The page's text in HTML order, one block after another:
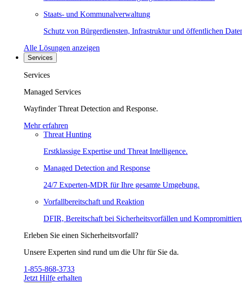
Staats- und Kommunalverwaltung
Schutz von Bürgerdiensten, Infrastruktur und öffentlichen
Alle Lösungen anzeigen
Services
Services
Managed Services
Wayfinder Threat Detection and Response.
Mehr erfahren
Threat Hunting
Erstklassige Expertise und Threat Intelligence.
Managed Detection and Response
24/7 Experten-MDR für Ihre gesamte Umgebung.
Vorfallbereitschaft und Reaktion
DFIR, Bereitschaft bei Sicherheitsvorfällen und
Erleben Sie einen Sicherheitsvorfall?
Unsere Experten sind rund um die Uhr für Sie da.
1-855-868-3733
Jetzt Hilfe erhalten